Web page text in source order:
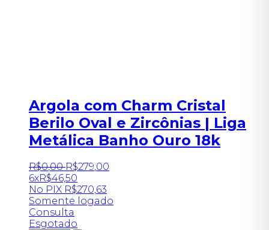
Argola com Charm Cristal
Berilo Oval e Zircônias | Liga
Metálica Banho Ouro 18k
R$0,00 R$279,00
6xR$46,50
No PIX R$270,63
Somente logado
Consulta
Esgotado